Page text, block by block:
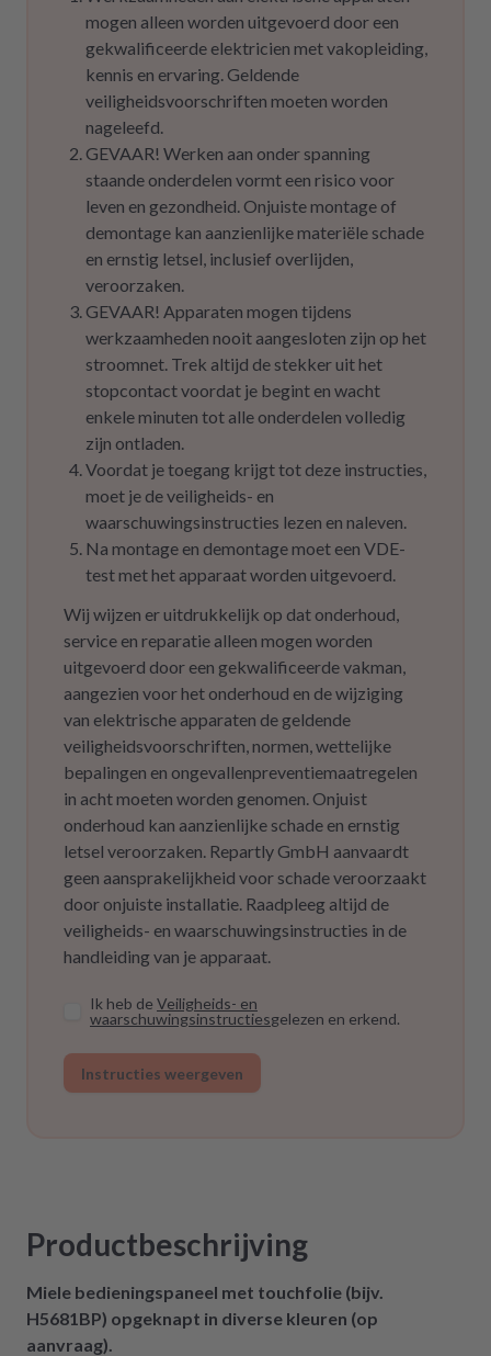
mogen alleen worden uitgevoerd door een
gekwalificeerde elektricien met vakopleiding,
kennis en ervaring. Geldende
veiligheidsvoorschriften moeten worden
nageleefd.
GEVAAR! Werken aan onder spanning
staande onderdelen vormt een risico voor
leven en gezondheid. Onjuiste montage of
demontage kan aanzienlijke materiële schade
en ernstig letsel, inclusief overlijden,
veroorzaken.
GEVAAR! Apparaten mogen tijdens
werkzaamheden nooit aangesloten zijn op het
stroomnet. Trek altijd de stekker uit het
stopcontact voordat je begint en wacht
enkele minuten tot alle onderdelen volledig
zijn ontladen.
Voordat je toegang krijgt tot deze instructies,
moet je de veiligheids- en
waarschuwingsinstructies lezen en naleven.
Na montage en demontage moet een VDE-
test met het apparaat worden uitgevoerd.
Wij wijzen er uitdrukkelijk op dat onderhoud,
service en reparatie alleen mogen worden
uitgevoerd door een gekwalificeerde vakman,
aangezien voor het onderhoud en de wijziging
van elektrische apparaten de geldende
veiligheidsvoorschriften, normen, wettelijke
bepalingen en ongevallenpreventiemaatregelen
in acht moeten worden genomen. Onjuist
onderhoud kan aanzienlijke schade en ernstig
letsel veroorzaken. Repartly GmbH aanvaardt
geen aansprakelijkheid voor schade veroorzaakt
door onjuiste installatie. Raadpleeg altijd de
veiligheids- en waarschuwingsinstructies in de
handleiding van je apparaat.
Ik heb de Veiligheids- en
waarschuwingsinstructiesgelezen en erkend.
Instructies weergeven
Productbeschrijving
Miele bedieningspaneel met touchfolie (bijv.
H5681BP) opgeknapt in diverse kleuren (op
aanvraag).